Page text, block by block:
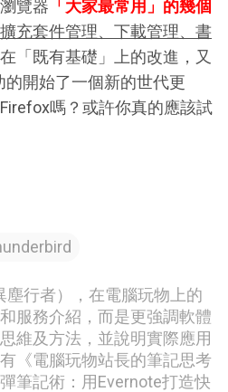
覽器 「大家最常用」的幾個
擴充套件管理、下載管理、書
在「既有基礎」上的改進，又
開始了一個新的世代更
嗎？或許你真的應該試
塵行者），在電腦玩物上的
服務介紹，而是更強調軟體
維及方法，並說明實際應用
《電腦玩物站長的筆記思考
筆記術：用Evernote打造快